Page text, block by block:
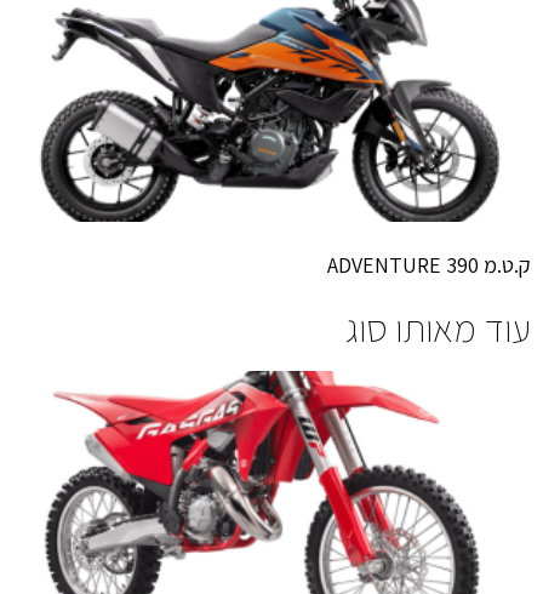
ק.ט.מ 390 ADVENTURE
עוד מאותו סוג